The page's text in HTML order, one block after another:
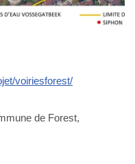
voiriesforest/
de Forest,